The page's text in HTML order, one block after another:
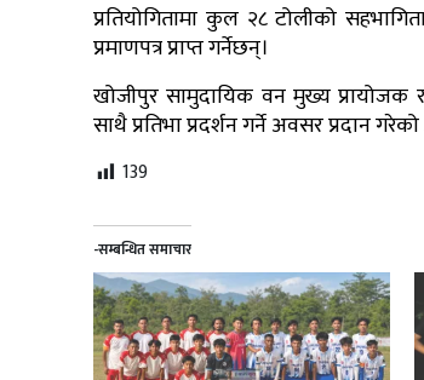
प्रतियोगितामा कुल २८ टोलीको
प्रमाणपत्र प्राप्त गर्नेछन्।
खोजीपुर सामुदायिक वन मुख्य प्रायोजक
साथै प्रतिभा प्रदर्शन गर्ने अवसर प्रदान
139
-सम्बन्धित समाचार